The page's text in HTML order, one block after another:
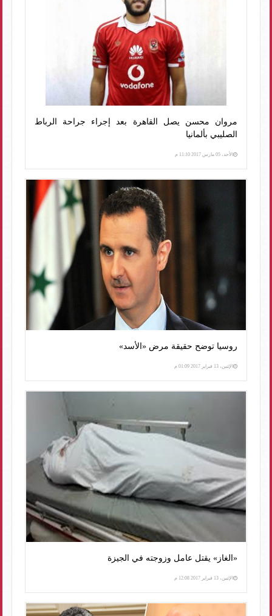
مروان محسن يصل القاهرة بعد إجراء جراحة الرباط
الصليبي بألمانيا
الأحد، 05 مارس 2017 11:10 م
روسيا توضح حقيقة مرض «الأسد»
الإثنين، 13 فبراير 2017 01:09 م
«الغاز» يقتل عامل وزوجته في الجيزة
الإثنين، 13 فبراير 2017 12:08 م